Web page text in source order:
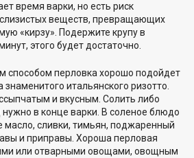
время варки, но есть риск
веществ, превращающих
«кирзу». Подержите крупу в
этого будет достаточно.
способом перловка хорошо подойдет
знаменитого итальянского ризотто.
и вкусным. Солить либо
в конце варки. В соленое блюдо
масло, сливки, тимьян, поджаренный
и приправы. Хороша перловая
или отварными овощами, овощным